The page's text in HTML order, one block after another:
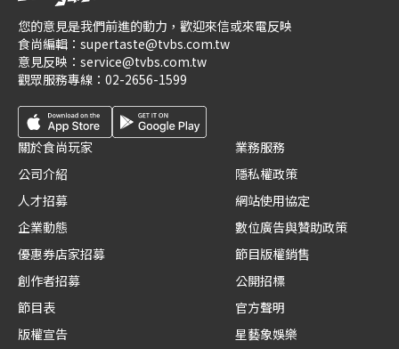
您的意見是我們前進的動力，歡迎來信或來電反映
食尚編輯： supertaste@tvbs.com.tw
意見反映： service@tvbs.com.tw
觀眾服務專線： 02-2656-1599
關於食尚玩家
公司介紹
人才招募
企業動態
優惠券店家招募
創作者招募
節目表
版權宣告
業務服務
隱私權政策
網站使用協定
數位廣告與贊助政策
節目版權銷售
公開招標
官方聲明
星藝象娛樂